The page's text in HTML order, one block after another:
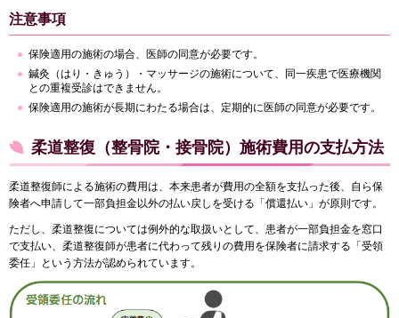
注意事項
保険適用の施術の場合、医師の同意が必要です。
鍼灸（はり・きゅう）・マッサージの施術について、同一疾患で医療機関
との重複受診はできません。
保険適用の施術が長期にわたる場合は、定期的に医師の同意が必要です。
柔道整復（整骨院・接骨院）施術費用の支払方法
柔道整復師による施術の費用は、本来患者が費用の全額を支払った後、自ら保
険者へ申請して一部負担金以外の払い戻しを受ける「償還払い」が原則です。
ただし、柔道整復については例外的な取扱いとして、患者が一部負担金を窓口
で支払い、柔道整復師が患者に代わって残りの費用を保険者に請求する「受領
委任」という方法が認められています。